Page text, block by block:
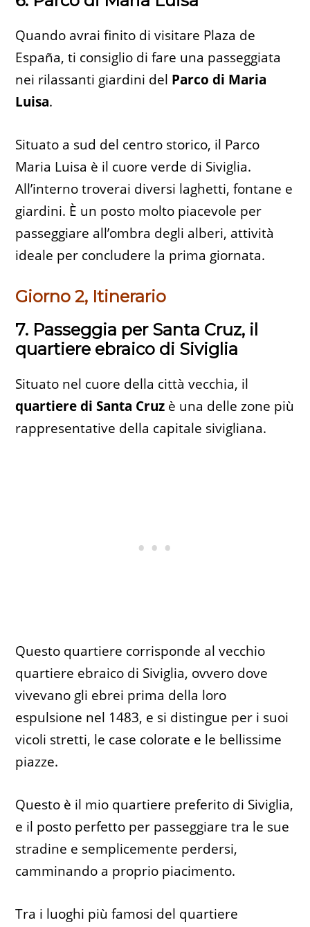
Quando avrai finito di visitare Plaza de
España, ti consiglio di fare una passeggiata
nei rilassanti giardini del Parco di Maria
Luisa.
Situato a sud del centro storico, il Parco
Maria Luisa è il cuore verde di Siviglia.
All’interno troverai diversi laghetti, fontane e
giardini. È un posto molto piacevole per
passeggiare all’ombra degli alberi, attività
ideale per concludere la prima giornata.
Giorno 2, Itinerario
7. Passeggia per Santa Cruz, il
quartiere ebraico di Siviglia
Situato nel cuore della città vecchia, il
quartiere di Santa Cruz è una delle zone più
rappresentative della capitale sivigliana.
Questo quartiere corrisponde al vecchio
quartiere ebraico di Siviglia, ovvero dove
vivevano gli ebrei prima della loro
espulsione nel 1483, e si distingue per i suoi
vicoli stretti, le case colorate e le bellissime
piazze.
Questo è il mio quartiere preferito di Siviglia,
e il posto perfetto per passeggiare tra le sue
stradine e semplicemente perdersi,
camminando a proprio piacimento.
Tra i luoghi più famosi del quartiere